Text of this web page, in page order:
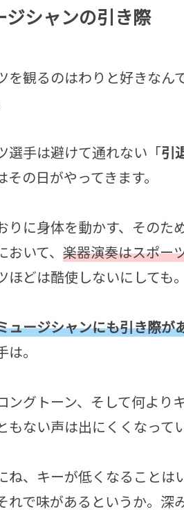
ジシャンの引き際
を観るのはわりと好きなん
選手は避けて通れない「引
その日がやってきます。
りに身体を動かす、そのた
いて、 楽器演奏はスポー
ほどは酷使しないにしても。
ュージシャンにも引き際が
。
ングトーン、そして何よりキ
もない声は出にくくなって
ね、キーが低くなることは
れで味があるというか。深